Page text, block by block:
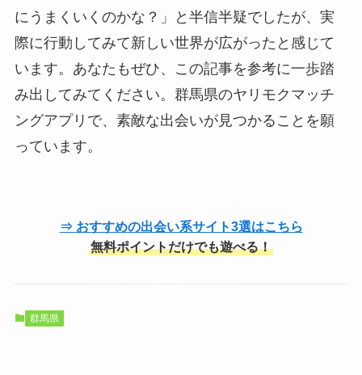
にうまくいくのかな？」と半信半疑でしたが、実
際に行動してみて新しい世界が広がったと感じて
います。あなたもぜひ、この記事を参考に一歩踏
み出してみてください。群馬県のヤリモクマッチ
ングアプリで、素敵な出会いが見つかることを願
っています。
⇒ おすすめの出会い系サイト3選はこちら
無料ポイントだけでも遊べる！
群馬県